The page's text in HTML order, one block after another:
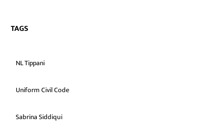
TAGS
NL Tippani
Uniform Civil Code
Sabrina Siddiqui